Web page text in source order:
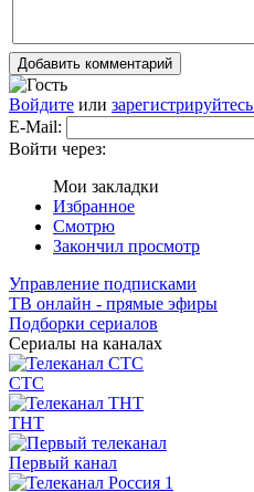
Добавить комментарий
Войдите или
E-Mail:
Войти через:
Мои закладки
Избранное
Смотрю
Закончил просмотр
Управление подписками
ТВ онлайн - прямые эфиры
Подборки сериалов
Сериалы на каналах
СТС
ТНТ
Первый канал